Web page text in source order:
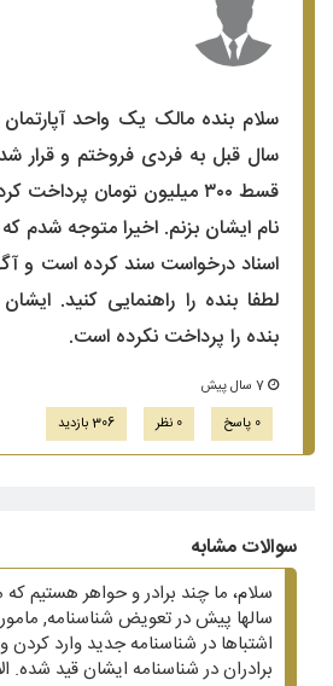
سلام بنده مالک یک واحد آپارتمان
سال قبل به فردی فروختم و قرار
قسط ۳۰۰ میلیون تومان
نام ایشان بزنم. اخیرا متوجه شدم
اسناد درخواست سند کرده است و
بنده را پرداخت نکرده است.
0 پاسخ
0 نظر 306 بازدید
سوالات مشابه
سلام، ما چند برادر و حواهر هستیم
سالها پیش در تعویض شناسنامه, مامور
اشتباها در شناسنامه جدید وارد کردن
برادران در شناسنامه ایشان قید شده.